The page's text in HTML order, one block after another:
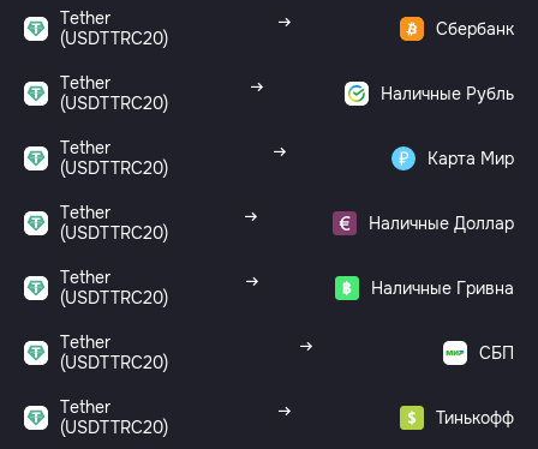
Tether
(USDTTRC20)
Сбербанк
Tether
(USDTTRC20)
Наличные Рубль
Tether
(USDTTRC20)
Карта Мир
Tether
(USDTTRC20)
Наличные Доллар
Tether
(USDTTRC20)
Наличные Гривна
Tether
(USDTTRC20)
СБП
Tether
(USDTTRC20)
Тинькофф